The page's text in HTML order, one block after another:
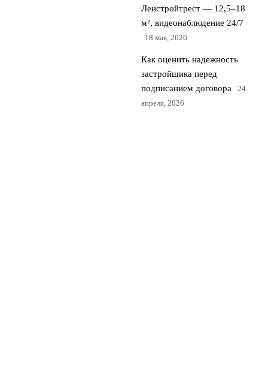
Ленстройтрест — 12,5–18
м², видеонаблюдение 24/7
18 мая, 2026
Как оценить надежность
застройщика перед
подписанием договора
24
апреля, 2026